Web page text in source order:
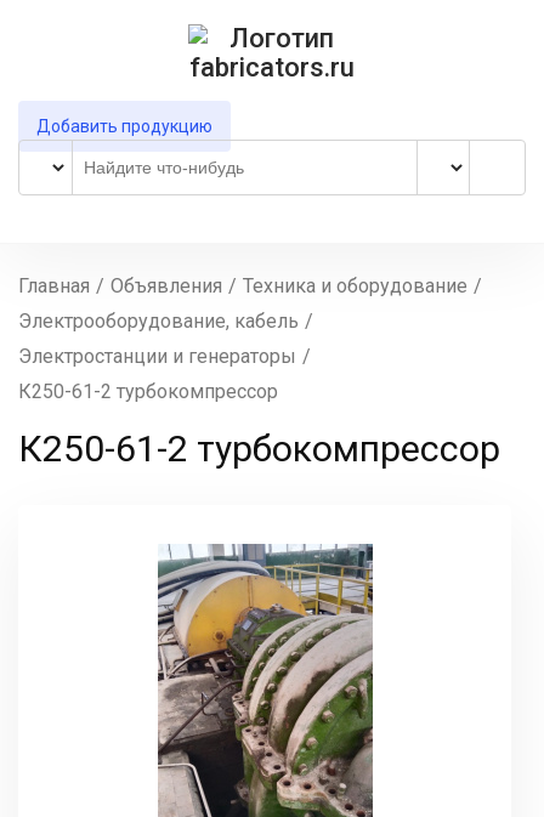
Добавить продукцию
Главная / Объявления / Техника и оборудование /
Электрооборудование, кабель /
Электростанции и генераторы /
К250-61-2 турбокомпрессор
К250-61-2 турбокомпрессор